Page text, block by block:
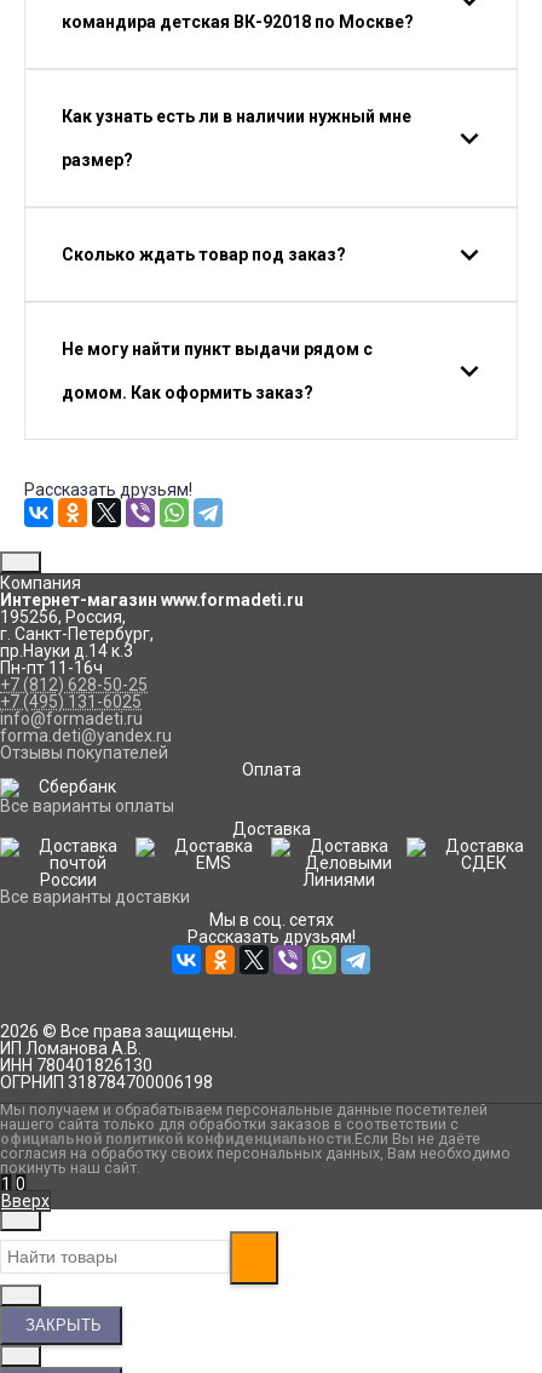
командира детская ВК-92018 по Москве?
Как узнать есть ли в наличии нужный мне
размер?
Сколько ждать товар под заказ?
Не могу найти пункт выдачи рядом с
домом. Как оформить заказ?
Рассказать друзьям!
Компания
Интернет-магазин www.formadeti.ru
195256, Россия,
г. Санкт-Петербург,
пр.Науки д.14 к.3
Пн-пт 11-16ч
+7 (812) 628-50-25
+7 (495) 131-6025
info@formadeti.ru
forma.deti@yandex.ru
Отзывы покупателей
Оплата
Все варианты оплаты
Доставка
Все варианты доставки
Мы в соц. сетях
Рассказать друзьям!
2026 © Все права защищены.
ИП Ломанова А.В.
ИНН 780401826130
ОГРНИП 318784700006198
Мы получаем и обрабатываем персональные данные посетителей
нашего сайта только для обработки заказов в соответствии с
официальной политикой конфиденциальности.Если Вы не даёте
согласия на обработку своих персональных данных, Вам необходимо
покинуть наш сайт.
1 0
Вверх
ЗАКРЫТЬ